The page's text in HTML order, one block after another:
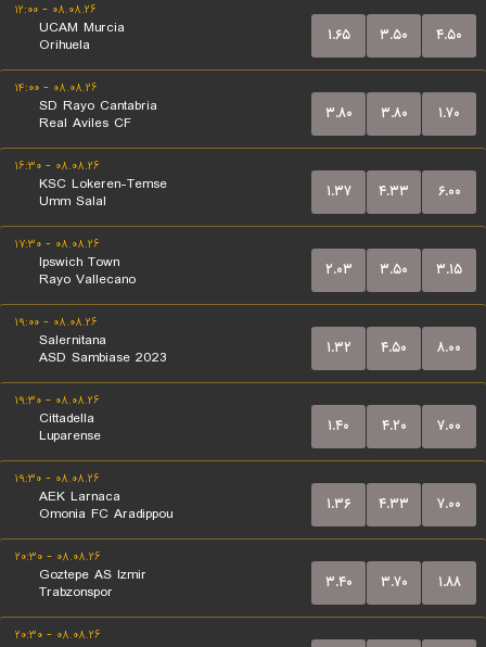
۰۸.۰۸.۲۶ - ۱۲:۰۰
UCAM Murcia
Orihuela
۱.۶۵ ۳.۵۰ ۴.۵۰
۰۸.۰۸.۲۶ - ۱۴:۰۰
SD Rayo Cantabria
Real Aviles CF
۳.۸۰ ۳.۸۰ ۱.۷۰
۰۸.۰۸.۲۶ - ۱۶:۳۰
KSC Lokeren-Temse
Umm Salal
۱.۳۷ ۴.۳۳ ۶.۰۰
۰۸.۰۸.۲۶ - ۱۷:۳۰
Ipswich Town
Rayo Vallecano
۲.۰۳ ۳.۵۰ ۳.۱۵
۰۸.۰۸.۲۶ - ۱۹:۰۰
Salernitana
ASD Sambiase 2023
۱.۳۲ ۴.۵۰ ۸.۰۰
۰۸.۰۸.۲۶ - ۱۹:۳۰
Cittadella
Luparense
۱.۴۰ ۴.۲۰ ۷.۰۰
۰۸.۰۸.۲۶ - ۱۹:۳۰
AEK Larnaca
Omonia FC Aradippou
۱.۳۶ ۴.۳۳ ۷.۰۰
۰۸.۰۸.۲۶ - ۲۰:۳۰
Goztepe AS Izmir
Trabzonspor
۳.۴۰ ۳.۷۰ ۱.۸۸
۰۸.۰۸.۲۶ - ۲۰:۳۰